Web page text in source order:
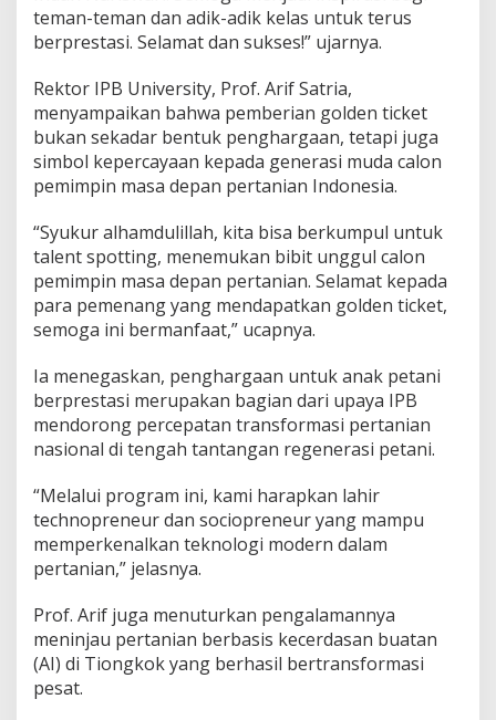
teman-teman dan adik-adik kelas untuk terus
berprestasi. Selamat dan sukses!” ujarnya.
Rektor IPB University, Prof. Arif Satria,
menyampaikan bahwa pemberian golden ticket
bukan sekadar bentuk penghargaan, tetapi juga
simbol kepercayaan kepada generasi muda calon
pemimpin masa depan pertanian Indonesia.
“Syukur alhamdulillah, kita bisa berkumpul untuk
talent spotting, menemukan bibit unggul calon
pemimpin masa depan pertanian. Selamat kepada
para pemenang yang mendapatkan golden ticket,
semoga ini bermanfaat,” ucapnya.
Ia menegaskan, penghargaan untuk anak petani
berprestasi merupakan bagian dari upaya IPB
mendorong percepatan transformasi pertanian
nasional di tengah tantangan regenerasi petani.
“Melalui program ini, kami harapkan lahir
technopreneur dan sociopreneur yang mampu
memperkenalkan teknologi modern dalam
pertanian,” jelasnya.
Prof. Arif juga menuturkan pengalamannya
meninjau pertanian berbasis kecerdasan buatan
(AI) di Tiongkok yang berhasil bertransformasi
pesat.